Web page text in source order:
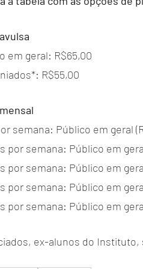
em geral: R$65,00
R$55,00
semana: Público em geral
por semana: Público em
por semana: Público em
por semana: Público em
por semana: Público em
ex-alunos do Instituto,